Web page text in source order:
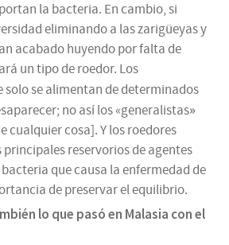
la bacteria. En cambio, si
eliminando a las zarigüeyas y
acabado huyendo por falta de
un tipo de roedor. Los
solo se alimentan de determinados
no así los «generalistas»
cualquier cosa]. Y los roedores
reservorios de agentes
que causa la enfermedad de
de preservar el equilibrio.
lo que pasó en Malasia con el